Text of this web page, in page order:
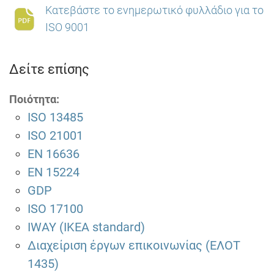
Κατεβάστε το ενημερωτικό φυλλάδιο για το
ISO 9001
Δείτε επίσης
Ποιότητα:
ISO 13485
ISO 21001
EN 16636
EN 15224
GDP
ISO 17100
IWAY (IKEA standard)
Διαχείριση έργων επικοινωνίας (ΕΛΟΤ
1435)